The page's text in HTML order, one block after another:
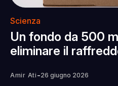
Scienza
Un fondo da 500
eliminare il
Amir Ati -26 giugno 2026